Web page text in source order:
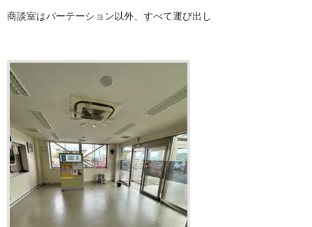
商談室はパーテーション以外、すべて運び出し